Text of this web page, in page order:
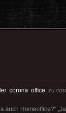
corona office zu
Homeoffice?“